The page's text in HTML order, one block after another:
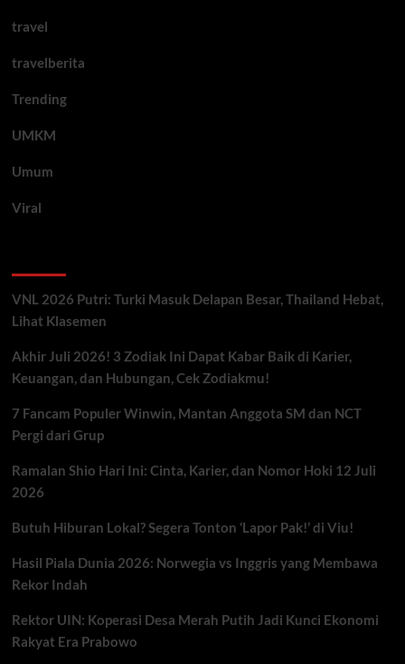
travel
travelberita
Trending
UMKM
Umum
Viral
VNL 2026 Putri: Turki Masuk Delapan Besar, Thailand Hebat,
Lihat Klasemen
Akhir Juli 2026! 3 Zodiak Ini Dapat Kabar Baik di Karier,
Keuangan, dan Hubungan, Cek Zodiakmu!
7 Fancam Populer Winwin, Mantan Anggota SM dan NCT
Pergi dari Grup
Ramalan Shio Hari Ini: Cinta, Karier, dan Nomor Hoki 12 Juli
2026
Butuh Hiburan Lokal? Segera Tonton ‘Lapor Pak!’ di Viu!
Hasil Piala Dunia 2026: Norwegia vs Inggris yang Membawa
Rekor Indah
Rektor UIN: Koperasi Desa Merah Putih Jadi Kunci Ekonomi
Rakyat Era Prabowo